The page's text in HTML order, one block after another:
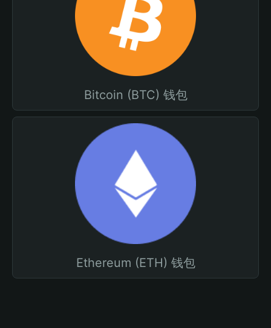
Bitcoin (BTC) 钱包
Ethereum (ETH) 钱包